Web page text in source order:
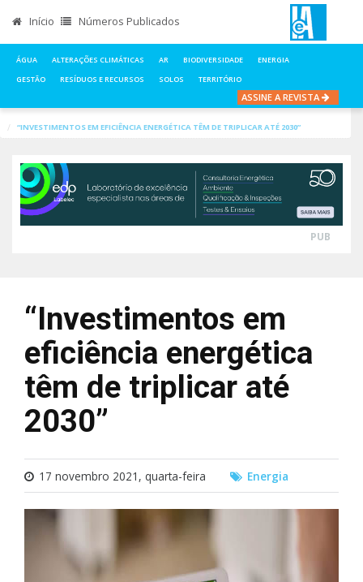
Início Números Publicados
ÁGUA ALTERAÇÕES CLIMÁTICAS AR BIODIVERSIDADE
ENERGIA
GESTÃO
RESÍDUOS E RECURSOS SOLOS TERRITÓRIO
ASSINE A REVISTA
“INVESTIMENTOS EM EFICIÊNCIA ENERGÉTICA TÊM DE TRIPLICAR ATÉ 2030”
PUB
“Investimentos em
eficiência energética
têm de triplicar até
2030”
17 novembro 2021, quarta-feira Energia